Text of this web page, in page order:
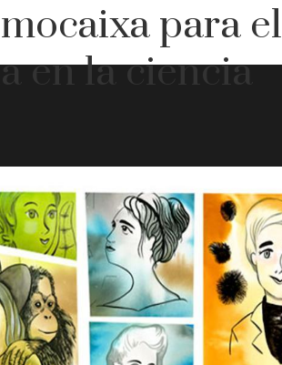
para el
en la ciencia